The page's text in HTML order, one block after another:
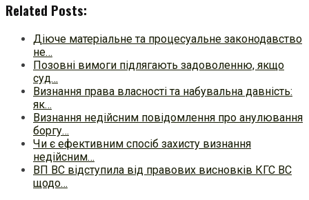
Related Posts:
Діюче матеріальне та процесуальне законодавство
не…
Позовні вимоги підлягають задоволенню, якщо
суд…
Визнання права власності та набувальна давність:
як…
Визнання недійсним повідомлення про анулювання
боргу…
Чи є ефективним спосіб захисту визнання
недійсним…
ВП ВС відступила від правових висновків КГС ВС
щодо…